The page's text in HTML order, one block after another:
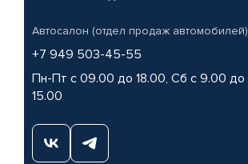
Автосалон (отдел продаж автомобилей)
+7 949 503-45-55
Пн-Пт с 09.00 до 18.00, Сб с 9.00 до
15.00